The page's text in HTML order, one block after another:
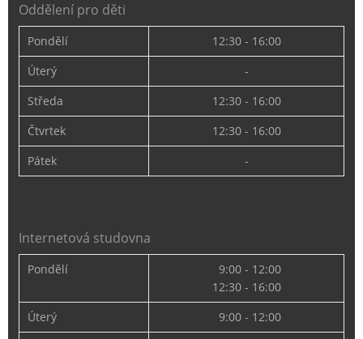
Oddělení pro děti
Pondělí
12:30 - 16:00
Úterý
-
Středa
12:30 - 16:00
Čtvrtek
12:30 - 16:00
Pátek
-
Internetová studovna
Pondělí
9:00 - 12:00
12:30 - 16:00
Úterý
9:00 - 12:00